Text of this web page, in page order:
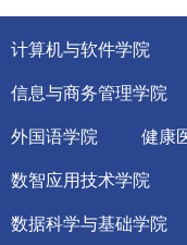
计算机与软件学院
信息与商务管理学院
外国语学院 健康
数智应用技术学院
数据科学与基础学院